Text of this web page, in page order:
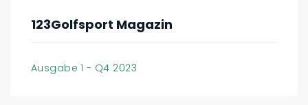
123Golfsport Magazin
Ausgabe 1 - Q4 2023